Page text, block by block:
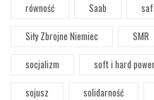
równość
Saab
Siły Zbrojne Niemiec
SMR
socjalizm
soft i hard
sojusz
solidarność